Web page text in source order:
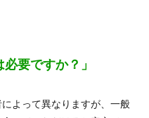
要ですか？」
よって異なりますが、一般